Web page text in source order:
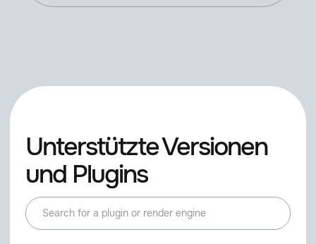
Unterstützte Versionen
und Plugins